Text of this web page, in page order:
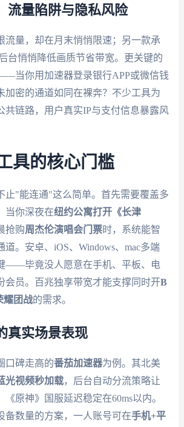
流量陷阱与隐私风险
流量，却在月末悄悄限速；另一款承
台悄悄降低画质节省带宽。更关键的
当你用加速器登录银行APP或微信钱
加密的通道如同在裸奔？不少工具为
共链路，用户真实IP与支付信息暴露风
具的核心门槛
止"能连通"这么简单。首先需要覆盖多
当你深夜在纽约公寓打开《长津
抢购周杰伦演唱会门票时，系统能智
道。安卓、iOS、Windows、mac多端
——毕竟没人愿意在手机、平板、电
会员。百兆独享带宽才能支撑同时开B
耀团战的需求。
真实场景表现
口碑走高的番茄加速器为例。其北美
光视频秒加载，后台自动分流策略让
原神》国服延迟稳定在60ms以内。
备数量的方案，一人账号可在手机+平